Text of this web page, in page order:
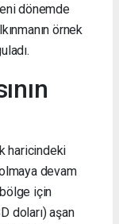
dönemde
örnek
haricindeki
devam
için
doları) aşan